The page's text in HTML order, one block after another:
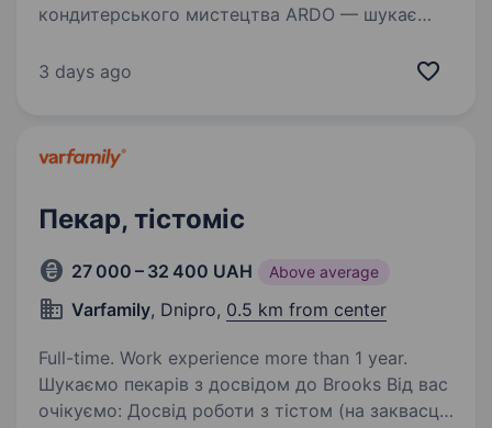
кондитерського мистецтва ARDO — шукає
Ми — онлайн-школа кондитерського
3 days ago
Пекар, тістоміс
27 000 – 32 400 UAH Above average
Varfamily, Dnipro, 0.5 km from center
Full-time. Work experience more than 1 year.
Шукаємо пекарів з досвідом до Brooks Від вас
очікуємо: Досвід роботи з тістом (на заквасці,